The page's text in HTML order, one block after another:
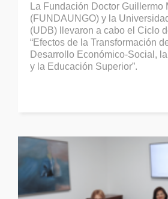
La Fundación Doctor Guillermo
(FUNDAUNGO) y la
(UDB) llevaron a cabo el Ciclo
“Efectos de la Transformación
Desarrollo Económico-Social,
y la Educación Superior”.